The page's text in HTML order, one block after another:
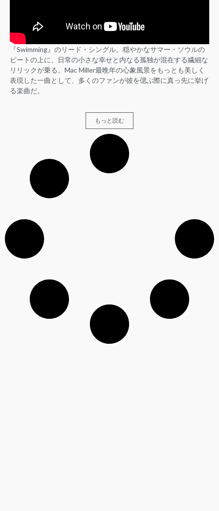
『Swimming』のリード・シングル。穏やかなサマー・ソウルの
ビートの上に、日常の小さな幸せと内なる孤独が混在する繊細な
リリックが乗る。Mac Miller最晩年の心象風景をもっとも美しく
表現した一曲として、多くのファンが彼を偲ぶ際に真っ先に挙げ
る楽曲だ。
もっと読む